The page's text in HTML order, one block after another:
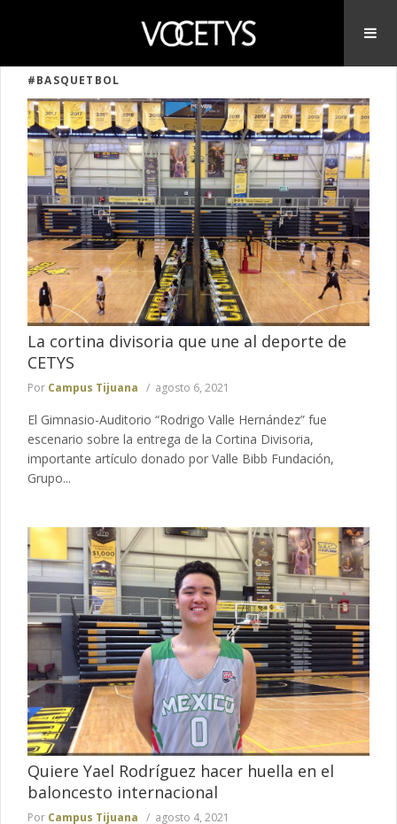
#BASQUETBOL
La cortina divisoria que une al deporte de
CETYS
Por Campus Tijuana agosto 6, 2021
El Gimnasio-Auditorio “Rodrigo Valle Hernández” fue
escenario sobre la entrega de la Cortina Divisoria,
importante artículo donado por Valle Bibb Fundación,
Grupo...
Quiere Yael Rodríguez hacer huella en el
baloncesto internacional
Por Campus Tijuana agosto 4, 2021